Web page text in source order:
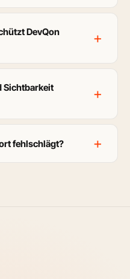
DevQon
Sichtbarkeit
fehlschlägt?